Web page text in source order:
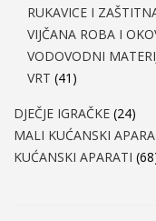
RUKAVICE I
VIJČANA ROBA I
VODOVODNI
VRT (41)
DJEČJE IGRAČKE (24)
MALI KUĆANSKI
KUĆANSKI APARATI